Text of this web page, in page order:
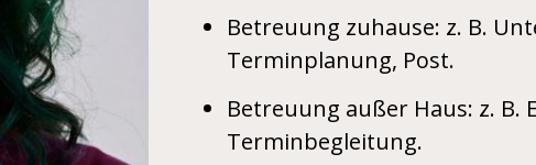
Betreuung zuhause: z. B.
Terminplanung, Post.
Betreuung außer Haus: z. B.
Terminbegleitung.